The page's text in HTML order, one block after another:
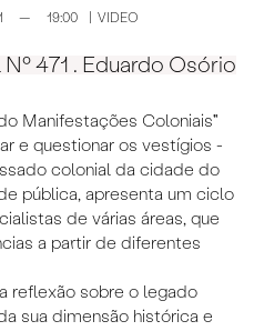
— 19:00 VIDEO
471 . Eduardo Osório
Manifestações Coloniais"
e questionar os vestígios -
colonial da cidade do
pública, apresenta um ciclo
de várias áreas, que
a partir de diferentes
reflexão sobre o legado
sua dimensão histórica e